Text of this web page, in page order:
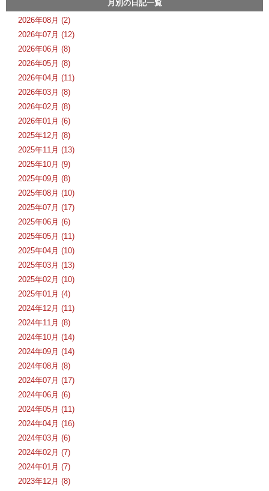
月別の日記一覧
2026年08月 (2)
2026年07月 (12)
2026年06月 (8)
2026年05月 (8)
2026年04月 (11)
2026年03月 (8)
2026年02月 (8)
2026年01月 (6)
2025年12月 (8)
2025年11月 (13)
2025年10月 (9)
2025年09月 (8)
2025年08月 (10)
2025年07月 (17)
2025年06月 (6)
2025年05月 (11)
2025年04月 (10)
2025年03月 (13)
2025年02月 (10)
2025年01月 (4)
2024年12月 (11)
2024年11月 (8)
2024年10月 (14)
2024年09月 (14)
2024年08月 (8)
2024年07月 (17)
2024年06月 (6)
2024年05月 (11)
2024年04月 (16)
2024年03月 (6)
2024年02月 (7)
2024年01月 (7)
2023年12月 (8)